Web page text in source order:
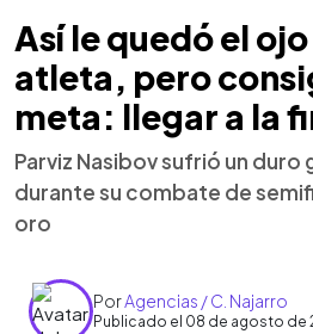
Así le quedó el
atleta, pero
meta: llegar a la
Parviz Nasibov sufrió un duro
durante su combate de
oro
PorAgencias / C. Najarro
Publicado el 08 de agosto de